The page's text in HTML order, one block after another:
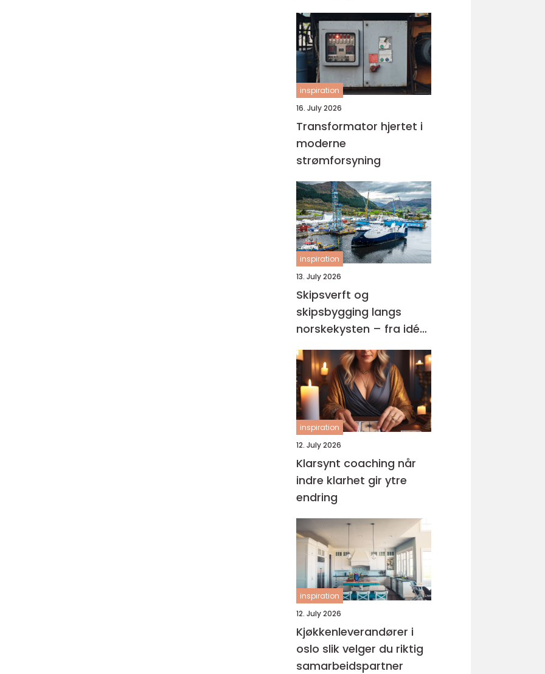
inspiration
16. July 2026
Transformator hjertet i
moderne
strømforsyning
inspiration
13. July 2026
Skipsverft og
skipsbygging langs
norskekysten – fra idé
til ferdig fartøy
inspiration
12. July 2026
Klarsynt coaching når
indre klarhet gir ytre
endring
inspiration
12. July 2026
Kjøkkenleverandører i
oslo slik velger du riktig
samarbeidspartner